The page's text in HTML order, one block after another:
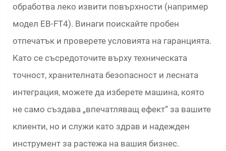
обработва леко извити повърхности (например
модел EB-FT4). Винаги поискайте пробен
отпечатък и проверете условията на гаранцията.
Като се съсредоточите върху техническата
точност, хранителната безопасност и лесната
интеграция, можете да изберете машина, която
не само създава „впечатляващ ефект“ за вашите
клиенти, но и служи като здрав и надежден
инструмент за растежа на вашия бизнес.